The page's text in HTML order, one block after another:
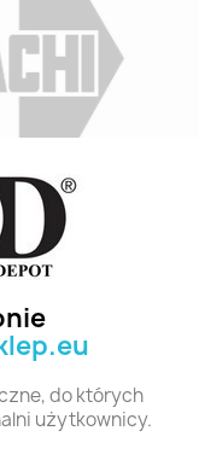
do których
użytkownicy.
kategorii